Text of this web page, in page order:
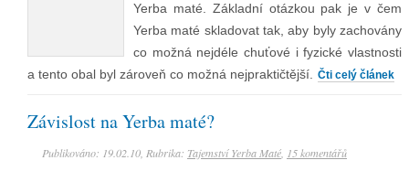
Yerba maté. Základní otázkou pak je v čem
Yerba maté skladovat tak, aby byly zachovány
co možná nejdéle chuťové i fyzické vlastnosti
a tento obal byl zároveň co možná nejpraktičtější.
Čti celý článek
Závislost na Yerba maté?
Publikováno: 19.02.10, Rubrika: Tajemství Yerba Maté 15 komentářů